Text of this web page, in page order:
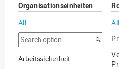
Organisationseinheiten
All
Search
option
Arbeitssicherheit
All